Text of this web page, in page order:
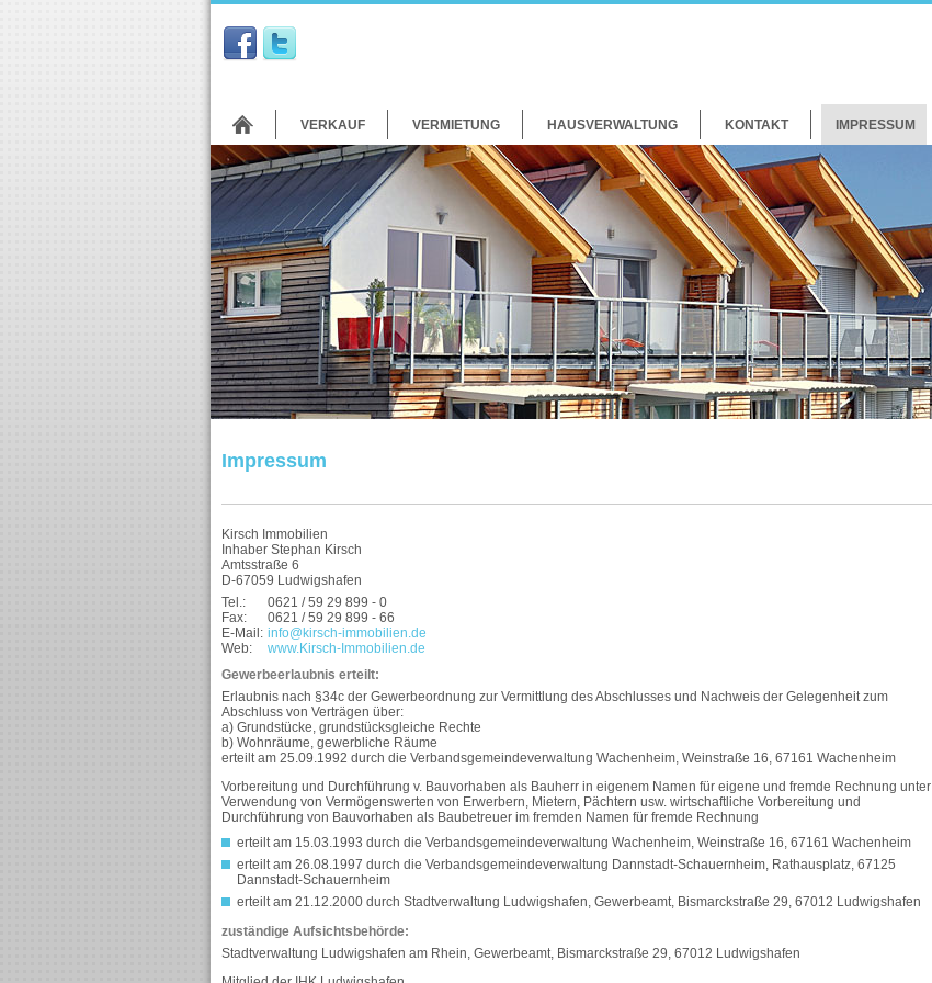
VERKAUF VERMIETUNG HAUSVERWALTUNG KONTAKT IMPRESSUM
Impressum
Kirsch Immobilien
Inhaber Stephan Kirsch
Amtsstraße 6
D-67059 Ludwigshafen
Tel.:
0621 / 59 29 899 - 0
Fax:
0621 / 59 29 899 - 66
E-Mail: info@kirsch-immobilien.de
Web:
www.Kirsch-Immobilien.de
Gewerbeerlaubnis erteilt:
Erlaubnis nach §34c der Gewerbeordnung zur Vermittlung des Abschlusses und Nachweis der Gelegenheit zum
Abschluss von Verträgen über:
a) Grundstücke, grundstücksgleiche Rechte
b) Wohnräume, gewerbliche Räume
erteilt am 25.09.1992 durch die Verbandsgemeindeverwaltung Wachenheim, Weinstraße 16, 67161 Wachenheim
Vorbereitung und Durchführung v. Bauvorhaben als Bauherr in eigenem Namen für eigene und fremde Rechnung unter
Verwendung von Vermögenswerten von Erwerbern, Mietern, Pächtern usw. wirtschaftliche Vorbereitung und
Durchführung von Bauvorhaben als Baubetreuer im fremden Namen für fremde Rechnung
erteilt am 15.03.1993 durch die Verbandsgemeindeverwaltung Wachenheim, Weinstraße 16, 67161 Wachenheim
erteilt am 26.08.1997 durch die Verbandsgemeindeverwaltung Dannstadt-Schauernheim, Rathausplatz, 67125
Dannstadt-Schauernheim
erteilt am 21.12.2000 durch Stadtverwaltung Ludwigshafen, Gewerbeamt, Bismarckstraße 29, 67012 Ludwigshafen
zuständige Aufsichtsbehörde:
Stadtverwaltung Ludwigshafen am Rhein, Gewerbeamt, Bismarckstraße 29, 67012 Ludwigshafen